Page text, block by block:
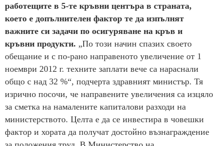
работещите в 5-те кръвни центъра в страната,
което е допълнителен фактор те да изпълнят
важните си задачи по осигуряване на кръв и
кръвни продукти. „По този начин спазих своето
обещание и с по-рано направеното увеличение от 1
ноември 2012 г. техните заплати вече са нараснали
общо с над 32 %“, подчерта здравният министър. Тя
изрично посочи, че направените увеличения са изцяло
за сметка на намалените капиталови разходи на
министерството. Целта е да се инвестира в човешки
фактор и хората да получат достойно възнаграждение